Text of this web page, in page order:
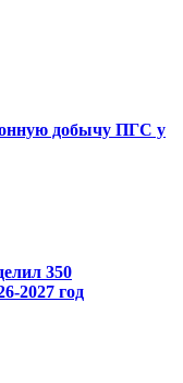
добычу ПГС у
350
2027 год